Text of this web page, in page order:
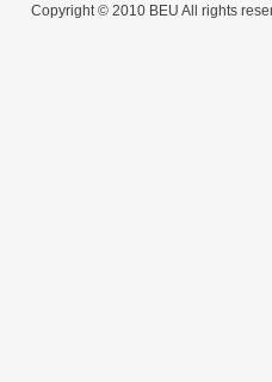
Copyright © 2010 BEU All rights